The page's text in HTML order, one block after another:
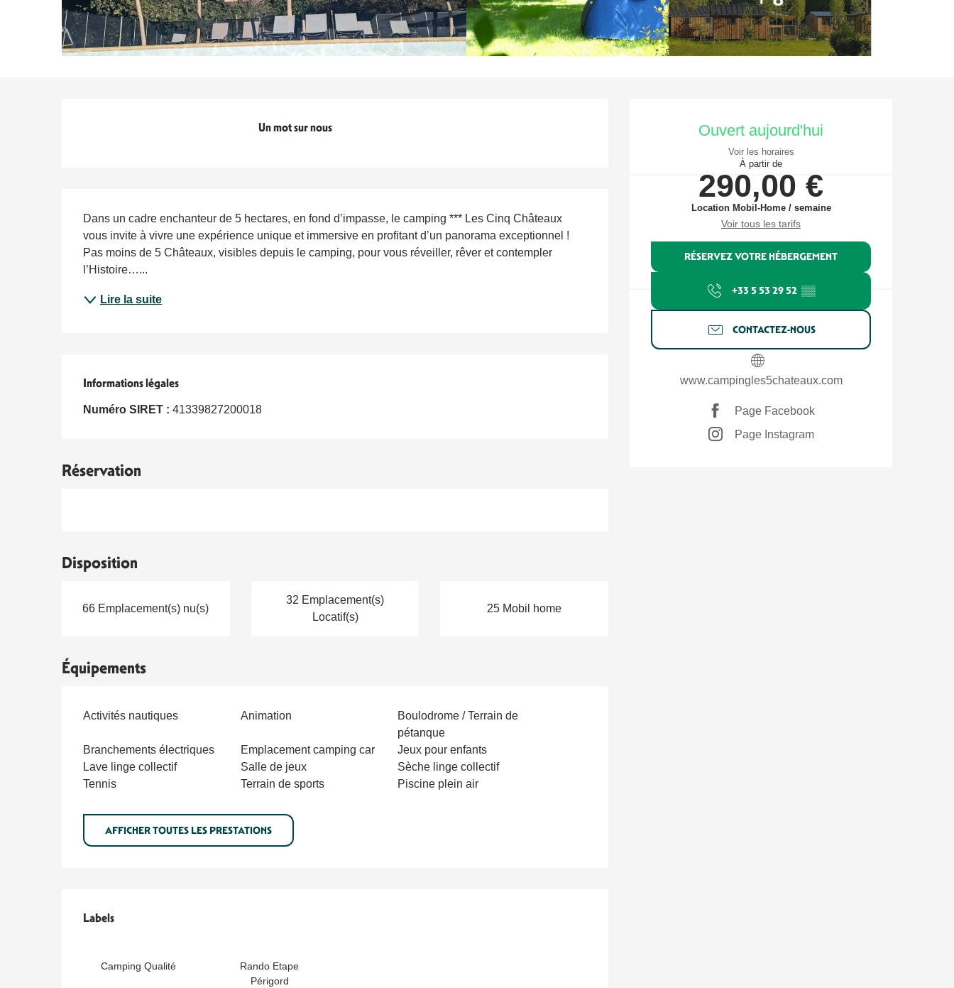
Ouverture et coordonnées
Ouvert aujourd'hui
Voir les horaires
À partir de
290,00 €
Location Mobil-Home / semaine
Voir tous les tarifs
RÉSERVEZ VOTRE HÉBERGEMENT
+33 5 53 29 52 ▒▒
CONTACTEZ-NOUS
www.campingles5chateaux.com
Page Facebook
Page Instagram
Un mot sur nous
Description
Dans un cadre enchanteur de 5 hectares, en fond d’impasse, le camping *** Les Cinq Châteaux
vous invite à vivre une expérience unique et immersive en profitant d’un panorama exceptionnel !
Pas moins de 5 Châteaux, visibles depuis le camping, pour vous réveiller, rêver et contempler
l’Histoire…...
Lire la suite
Informations légales
Informations légales
Numéro SIRET : 41339827200018
Réservation
Disposition
66 Emplacement(s) nu(s)
32 Emplacement(s)
Locatif(s)
25 Mobil home
Équipements
Activités nautiques Animation
Boulodrome / Terrain de
pétanque
Branchements électriques
Emplacement camping car
Jeux pour enfants
Lave linge collectif
Salle de jeux
Sèche linge collectif
Tennis
Terrain de sports Piscine plein air
AFFICHER TOUTES LES PRESTATIONS
Offres de prestations
Labels
Labels
Camping Qualité
Rando Etape
Périgord